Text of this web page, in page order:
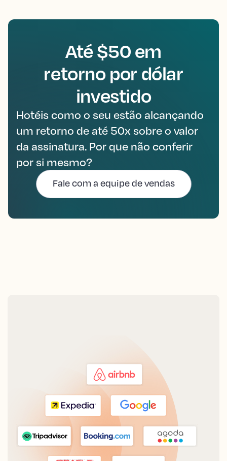
Até $50 em
retorno por dólar
investido
Hotéis como o seu estão alcançando
um retorno de até 50x sobre o valor
da assinatura. Por que não conferir
por si mesmo?
Fale com a equipe de vendas